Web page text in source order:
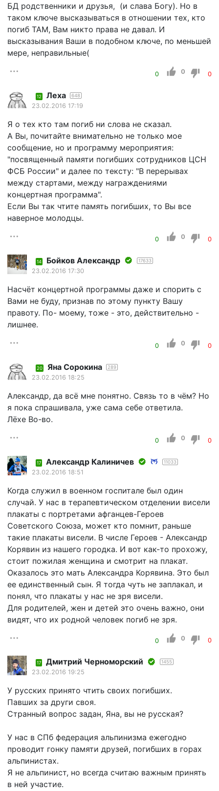
БД родственники и друзья, (и слава Богу). Но в
таком ключе высказываться в отношении тех, кто
погиб ТАМ, Вам никто права не давал. И
высказывания Ваши в подобном ключе, по меньшей
мере, неправильные(
0 0 0
12 Леха 648
23.02.2016 17:19
Я о тех кто там погиб ни слова не сказал.
А Вы, почитайте внимательно не только мое
сообщение, но и программу мероприятия:
"посвященный памяти погибших сотрудников ЦСН
ФСБ России" и далее по тексту: "В перерывах
между стартами, между награждениями
концертная программа".
Если Вы так чтите память погибших, то Вы все
наверное молодцы.
0 0 0
14 Бойков Александр 17633
23.02.2016 17:30
Насчёт концертной программы даже и спорить с
Вами не буду, признав по этому пункту Вашу
правоту. По- моему, тоже - это, действительно -
лишнее.
0 0 0
20 Яна Сорокина 289
23.02.2016 18:25
Александр, да всё мне понятно. Связь то в чём? Но
я пока спрашивала, уже сама себе ответила.
Лёхе Во-во.
0 0 0
17 Александр Калиничев 11033
23.02.2016 18:51
Когда служил в военном госпитале был один
случай. У нас в терапевтическом отделении висели
плакаты с портретами афганцев-Героев
Советского Союза, может кто помнит, раньше
такие плакаты висели. В числе Героев - Александр
Корявин из нашего городка. И вот как-то прохожу,
стоит пожилая женщина и смотрит на плакат.
Оказалось это мать Александра Корявина. Это был
ее единственный сын. Я тогда чуть не заплакал, и
понял, что плакаты у нас не зря висели.
Для родителей, жен и детей это очень важно, они
видят, что их родной человек погиб не зря.
0 0 0
17 Дмитрий Черноморский 1455
23.02.2016 19:25
У русских принято чтить своих погибших.
Павших за други своя.
Странный вопрос задан, Яна, вы не русская?
У нас в СПб федерация альпинизма ежегодно
проводит гонку памяти друзей, погибших в горах
альпинистах.
Я не альпинист, но всегда считаю важным принять
в ней участие.